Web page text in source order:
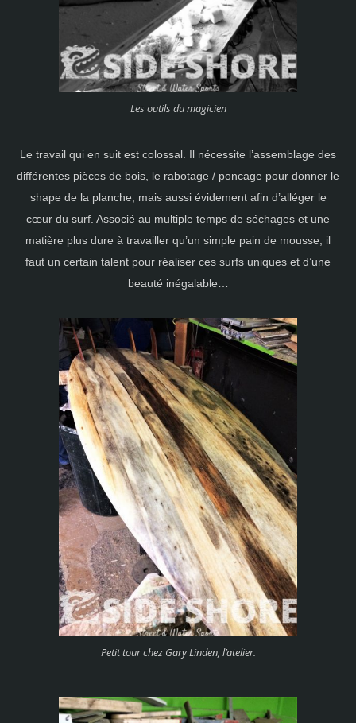
Les outils du magicien
Le travail qui en suit est colossal. Il nécessite l’assemblage des
différentes pièces de bois, le rabotage / poncage pour donner le
shape de la planche, mais aussi évidement afin d’alléger le
cœur du surf. Associé au multiple temps de séchages et une
matière plus dure à travailler qu’un simple pain de mousse, il
faut un certain talent pour réaliser ces surfs uniques et d’une
beauté inégalable…
Petit tour chez Gary Linden, l’atelier.